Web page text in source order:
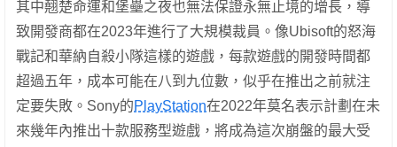
其中翹楚命運和堡壘之夜也無法保證永無止境的增長，導
致開發商都在2023年進行了大規模裁員。像Ubisoft的怒海
戰記和華納自殺小隊這樣的遊戲，每款遊戲的開發時間都
超過五年，成本可能在八到九位數，似乎在推出之前就注
定要失敗。Sony的PlayStation在2022年莫名表示計劃在未
來幾年內推出十款服務型遊戲，將成為這次崩盤的最大受